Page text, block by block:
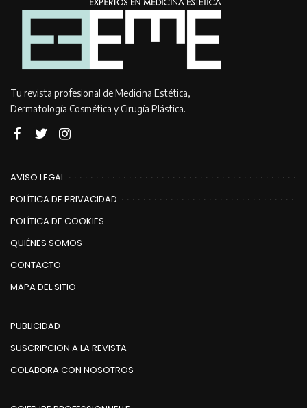
Tu revista profesional de Medicina Estética,
Dermatología Cosmética y Cirugía Plástica.
AVISO LEGAL
POLÍTICA DE PRIVACIDAD
POLÍTICA DE COOKIES
QUIÉNES SOMOS
CONTACTO
MAPA DEL SITIO
PUBLICIDAD
SUSCRIPCION A LA REVISTA
COLABORA CON NOSOTROS